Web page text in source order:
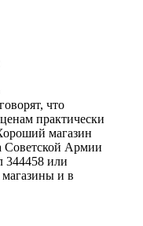
что
практически
магазин
Советской Армии
344458 или
и в